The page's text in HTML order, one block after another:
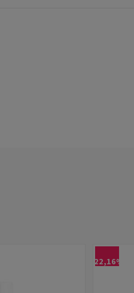
-22,16%